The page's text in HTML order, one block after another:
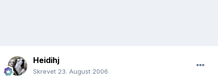
Heidihj
Skrevet 23. August 2006